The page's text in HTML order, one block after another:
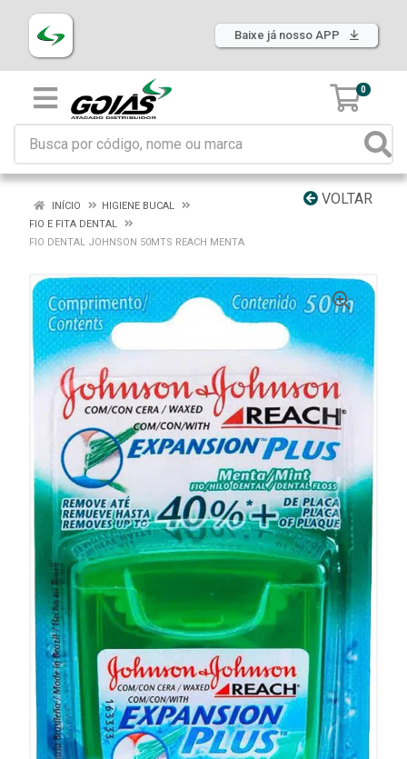
Baixe já nosso APP
0
VOLTAR
INÍCIO
HIGIENE BUCAL
FIO E FITA DENTAL
FIO DENTAL JOHNSON 50MTS REACH MENTA